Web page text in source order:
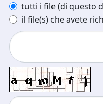
tutti i file (di questo
il file(s) che avete